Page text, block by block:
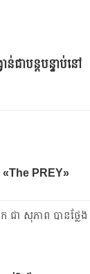
ន់ជាបន្តបន្ទាប់នៅ
PREY»
ា សុភាព បានថ្លែង